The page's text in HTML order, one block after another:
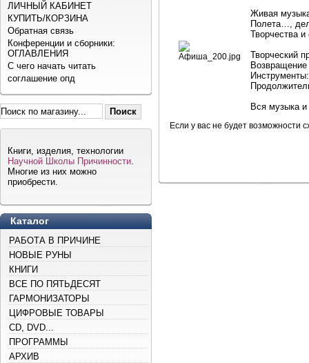
ЛИЧНЫЙ КАБИНЕТ
КУПИТЬ/КОРЗИНА
Обратная связь
Конференции и сборники:
ОГЛАВЛЕНИЯ
С чего начать читать
соглашение опд
Книги, изделия, технологии
Научной Школы Причинности
Многие из них можно
приобрести.
Каталог
РАБОТА В ПРИЧИНЕ
НОВЫЕ РУНЫ
КНИГИ
ВСЕ ПО ПЯТЬДЕСЯТ
ГАРМОНИЗАТОРЫ
ЦИФРОВЫЕ ТОВАРЫ
CD, DVD...
ПРОГРАММЫ
АРХИВ
Живая
Полета…,
Творчества
Творческий
Вся музыка
Если у вас не будет возможности